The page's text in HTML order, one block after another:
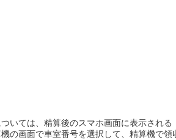
ては、精算後のスマホ画面に表示される
画面で車室番号を選択して、精算機で領